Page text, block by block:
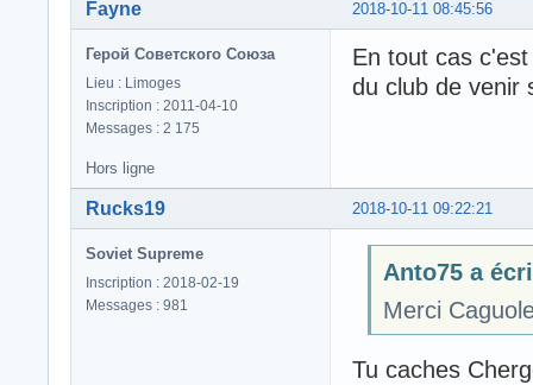
2018-10-11 08:45:56
Fayne
Герой Советского Союза
Lieu : Limoges
Inscription : 2011-04-10
Messages : 2 175
En tout cas
du club de venir
Hors ligne
2018-10-11 09:22:21
Rucks19
Soviet Supreme
Inscription : 2018-02-19
Messages : 981
Anto75 a
Merci
Tu caches